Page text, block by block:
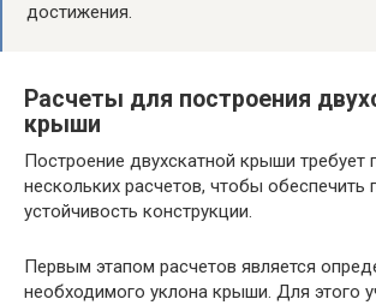
достижения.
Расчеты для построения
крыши
Построение двухскатной крыши требует
нескольких расчетов, чтобы обеспечить
устойчивость конструкции.
Первым этапом расчетов является
необходимого уклона крыши. Для этого